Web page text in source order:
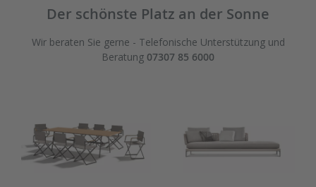
Der schönste Platz an der Sonne
Wir beraten Sie gerne - Telefonische Unterstützung und
Beratung 07307 85 6000